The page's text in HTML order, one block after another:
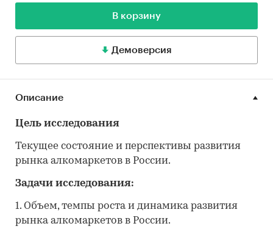
В корзину
Демоверсия
Описание
Цель исследования
Текущее состояние и перспективы развития
рынка алкомаркетов в России.
Задачи исследования:
1. Объем, темпы роста и динамика развития
рынка алкомаркетов в России.